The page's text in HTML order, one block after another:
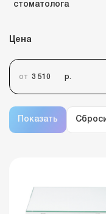
стоматолога
Цена
от р.